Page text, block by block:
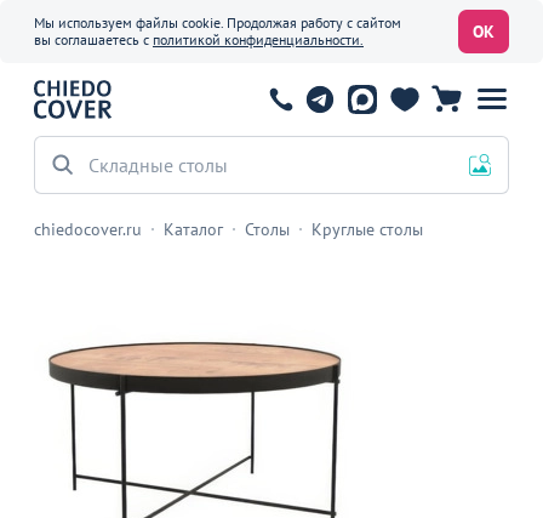
Мы используем файлы cookie. Продолжая работу с сайтом
вы соглашаетесь с политикой конфиденциальности. ОК
Складные столы
chiedocover.ru Каталог Столы Круглые столы